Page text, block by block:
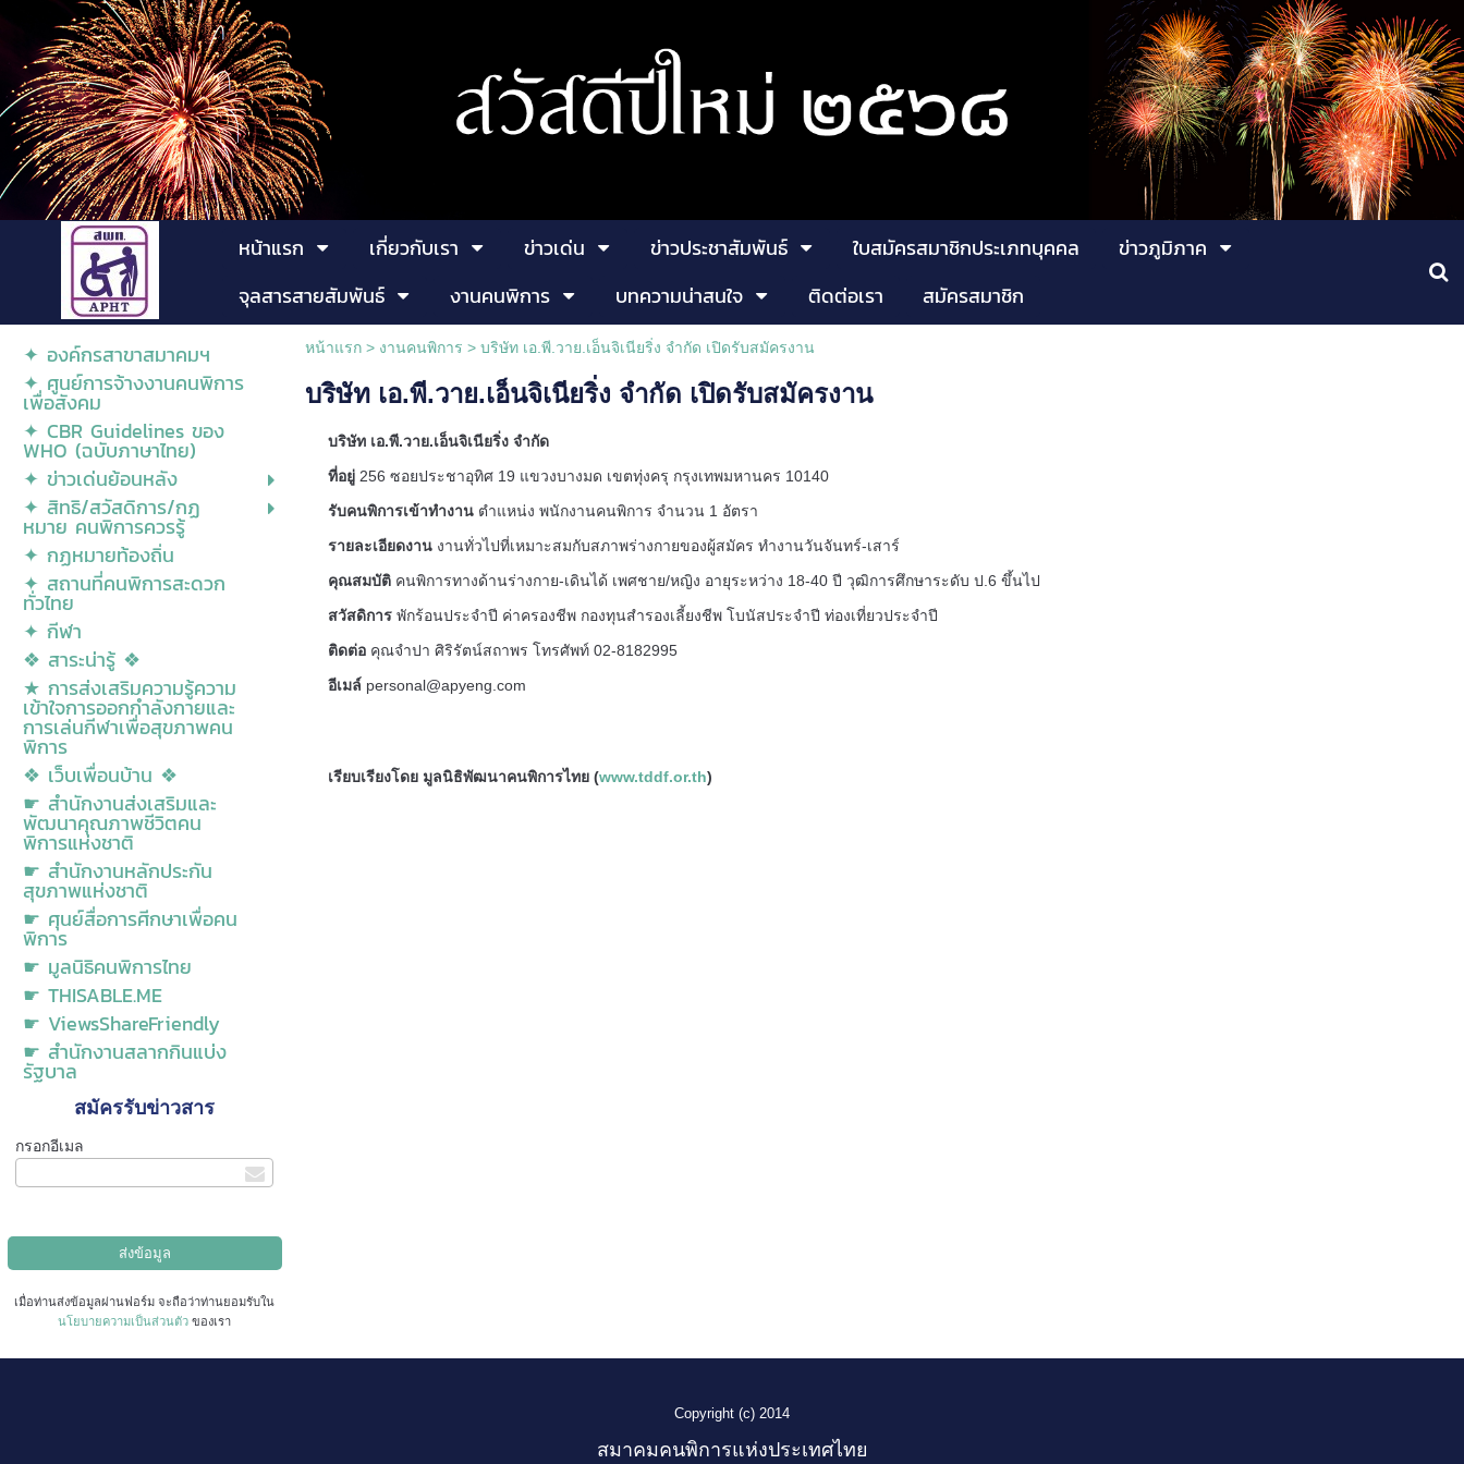
หน้าแรก เกี่ยวกับเรา ข่าวเด่น ข่าวประชาสัมพันธ์ ใบสมัครสมาชิกประเภทบุคคล
ข่าวภูมิภาค
จุลสารสายสัมพันธ์
งานคนพิการ บทความน่าสนใจ ติดต่อเรา
สมัครสมาชิก
✦ องค์กรสาขาสมาคมฯ
✦ ศูนย์การจ้างงานคนพิการ
เพื่อสังคม
✦ CBR Guidelines ของ
WHO (ฉบับภาษาไทย)
✦ ข่าวเด่นย้อนหลัง
✦ สิทธิ/สวัสดิการ/กฏ
หมาย คนพิการควรรู้
✦ กฏหมายท้องถิ่น
✦ สถานที่คนพิการสะดวก
ทั่วไทย
✦ กีฬา
❖ สาระน่ารู้ ❖
★ การส่งเสริมความรู้ความ
เข้าใจการออกกำลังกายและ
การเล่นกีฬาเพื่อสุขภาพคน
พิการ
❖ เว็บเพื่อนบ้าน ❖
☛ สำนักงานส่งเสริมและ
พัฒนาคุณภาพชีวิตคน
พิการแห่งชาติ
☛ สำนักงานหลักประกัน
สุขภาพแห่งชาติ
☛ ศุนย์สื่อการศีกษาเพื่อคน
พิการ
☛ มูลนิธิคนพิการไทย
☛ THISABLE.ME
☛ ViewsShareFriendly
☛ สำนักงานสลากกินแบ่ง
รัฐบาล
สมัครรับข่าวสาร
กรอกอีเมล
เมื่อท่านส่งข้อมูลผ่านฟอร์ม จะถือว่าท่านยอมรับใน
นโยบายความเป็นส่วนตัว ของเรา
หน้าแรก> งานคนพิการ > บริษัท เอ.พี.วาย.เอ็นจิเนียริ่ง จำกัด เปิดรับสมัครงาน
บริษัท เอ.พี.วาย.เอ็นจิเนียริ่ง จำกัด เปิดรับสมัครงาน
บริษัท เอ.พี.วาย.เอ็นจิเนียริ่ง จำกัด
ที่อยู่ 256 ซอยประชาอุทิศ 19 แขวงบางมด เขตทุ่งครุ กรุงเทพมหานคร 10140
รับคนพิการเข้าทำงาน ตำแหน่ง พนักงานคนพิการ จำนวน 1 อัตรา
รายละเอียดงาน งานทั่วไปที่เหมาะสมกับสภาพร่างกายของผู้สมัคร ทำงานวันจันทร์-เสาร์
คุณสมบัติ คนพิการทางด้านร่างกาย-เดินได้ เพศชาย/หญิง อายุระหว่าง 18-40 ปี วุฒิการศึกษาระดับ ป.6 ขึ้นไป
สวัสดิการ พักร้อนประจำปี ค่าครองชีพ กองทุนสำรองเลี้ยงชีพ โบนัสประจำปี ท่องเที่ยวประจำปี
ติดต่อ คุณจำปา ศิริรัตน์สถาพร โทรศัพท์ 02-8182995
อีเมล์ personal@apyeng.com
เรียบเรียงโดย มูลนิธิพัฒนาคนพิการไทย (www.tddf.or.th)
Copyright (c) 2014
สมาคมคนพิการแห่งประเทศไทย